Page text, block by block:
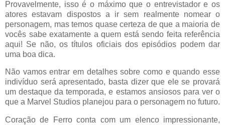
Provavelmente, isso é o máximo que o entrevistador e os
atores estavam dispostos a ir sem realmente nomear o
personagem, mas temos quase certeza de que a maioria de
vocês sabe exatamente a quem está sendo feita referência
aqui! Se não, os títulos oficiais dos episódios podem dar
uma boa dica.
Não vamos entrar em detalhes sobre como e quando esse
indivíduo será apresentado, basta dizer que ele se provará
um destaque da temporada, e estamos ansiosos para ver o
que a Marvel Studios planejou para o personagem no futuro.
Coração de Ferro conta com um elenco impressionante,